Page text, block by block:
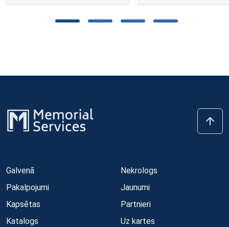
Galvenā
Pakalpojumi
Kapsētas
Katalogs
Nekrologs
Jaunumi
Partnieri
Uz kartes